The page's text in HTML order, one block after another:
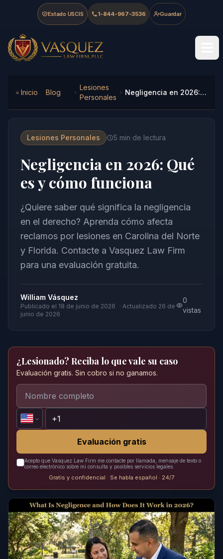
Skip to main content
Skip to navigation
Skip to footer
Estado USCIS 1-844-967-3536 Guardar
Vasquez Law Firm - Home
Inicio Blog
Lesiones
Personales
Negligencia en 2026: Qué es y cómo funciona
Lesiones Personales 5 min de lectura
Negligencia en 2026: Qué
es y cómo funciona
¿Quiere saber qué significa la negligencia
en el derecho? Aprenda cómo afecta
reclamos por lesiones en Carolina del Norte
y Florida. Contacte a Vasquez Law Firm
para una evaluación gratuita.
William Vásquez
Publicado el 18 de junio de 2026 · Actualizado 26 de
junio de 2026
0
vistas
¿Lesionado? Reciba lo que vale su caso
Evaluación gratis. Sin cobro si no ganamos.
Evaluación gratis
Acepto que Vasquez Law Firm me contacte por llamada, mensaje de texto o
correo electrónico sobre mi consulta y posibles servicios legales.
Gratis y confidencial · Se habla español · 24/7